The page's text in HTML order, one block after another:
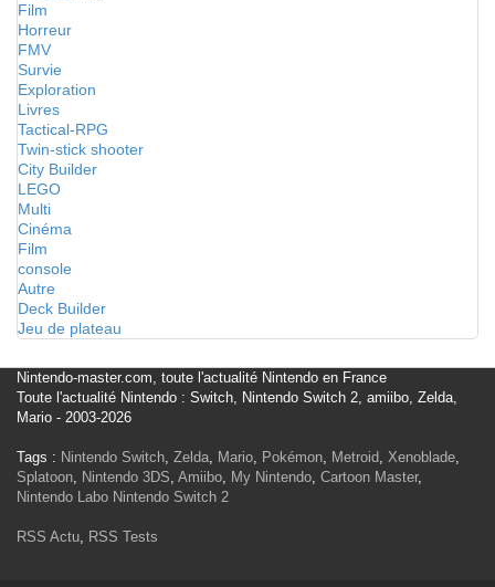
Film
Horreur
FMV
Survie
Exploration
Livres
Tactical-RPG
Twin-stick shooter
City Builder
LEGO
Multi
Cinéma
Film
console
Autre
Deck Builder
Jeu de plateau
Nintendo-master.com, toute l'actualité Nintendo en France
Toute l'actualité Nintendo : Switch, Nintendo Switch 2, amiibo, Zelda,
Mario - 2003-2026
Tags : Nintendo Switch, Zelda, Mario, Pokémon, Metroid, Xenoblade,
Splatoon, Nintendo 3DS, Amiibo, My Nintendo, Cartoon Master,
Nintendo Labo Nintendo Switch 2
RSS Actu, RSS Tests